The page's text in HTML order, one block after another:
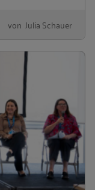
von Julia Schauer